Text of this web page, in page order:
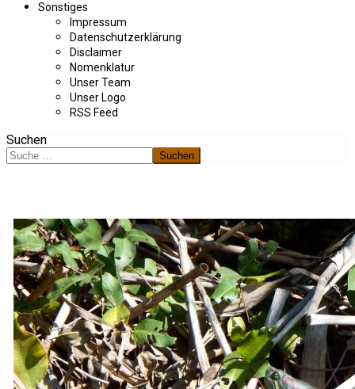
Sonstiges
Impressum
Datenschutzerklärung
Disclaimer
Nomenklatur
Unser Team
Unser Logo
RSS Feed
Suchen
Suchen